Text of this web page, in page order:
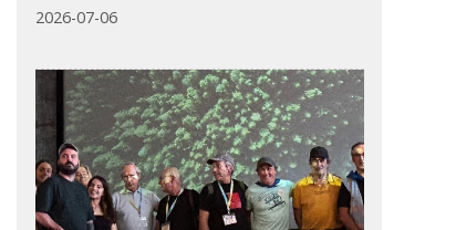
2026-07-06